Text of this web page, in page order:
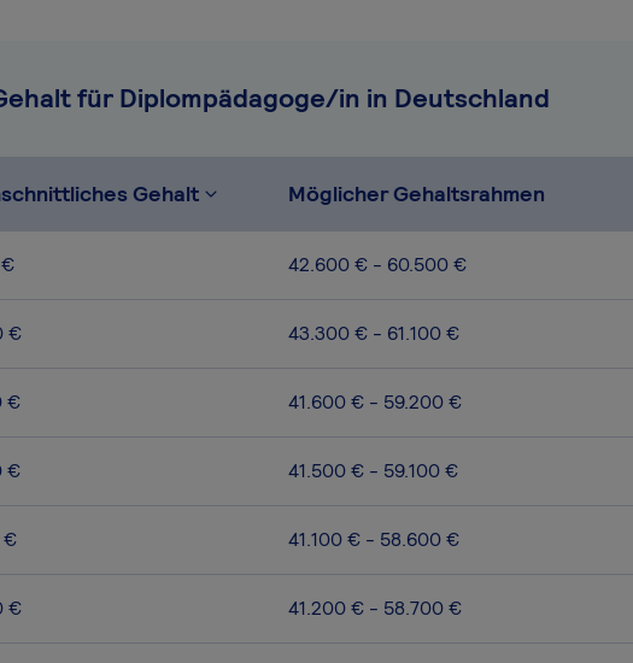
für Diplompädagoge/in in Deutschland
Gehalt Möglicher Gehaltsrahmen
€ 42.600 € - 60.500 €
€ 43.300 € - 61.100 €
€ 41.600 € - 59.200 €
€ 41.500 € - 59.100 €
€ 41.100 € - 58.600 €
€ 41.200 € - 58.700 €